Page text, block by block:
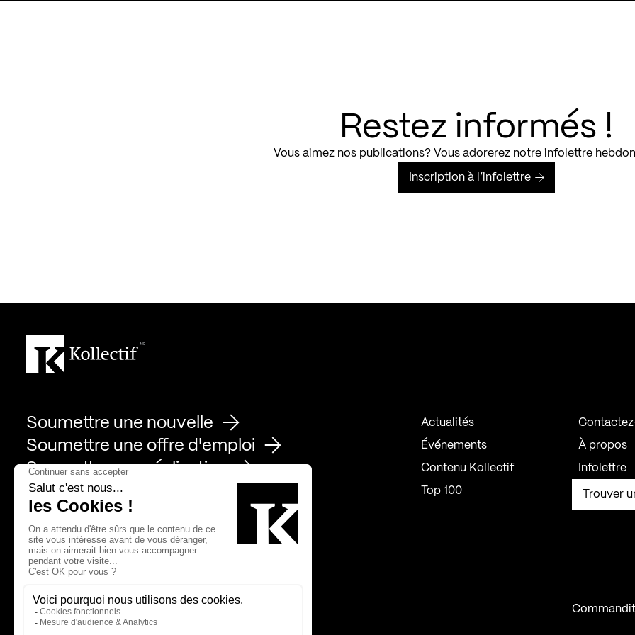
Restez informés !
Vous aimez nos publications? Vous adorerez notre infolettre
Inscription à l’infolettre
Soumettre une nouvelle
Soumettre une offre d'emploi
Soumettre une réalisation
Actualités
Événements
Contenu Kollectif
Top 100
À propos
Infolettre
Trouver
Page Facebook de Kollectif
Page Instagram de Kollectif
Page Linkedin de Kollectif
Partenaires